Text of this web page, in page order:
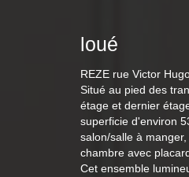
loué
REZE rue Victor
Situé au pied des
étage et dernier
superficie d'environ
salon/salle à
chambre avec
Cet ensemble